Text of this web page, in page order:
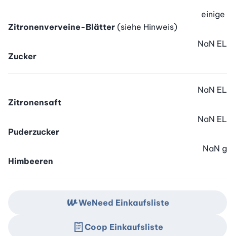
Zitronenverveine-Blätter (siehe Hinweis)
einige
Zucker
NaN EL
Zitronensaft
NaN EL
Puderzucker
NaN EL
Himbeeren
NaN g
WeNeed Einkaufsliste
Coop Einkaufsliste